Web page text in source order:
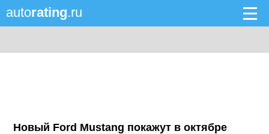
autorating.ru
Новый Ford Mustang покажут в октябре